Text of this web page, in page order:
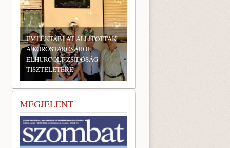
EMLÉKTÁBLÁT ÁLLÍTOTTAK
A KÖRÖSTARCSÁRÓL
ELHURCOLT ZSIDÓSÁG
TISZTELETÉRE
MEGJELENT